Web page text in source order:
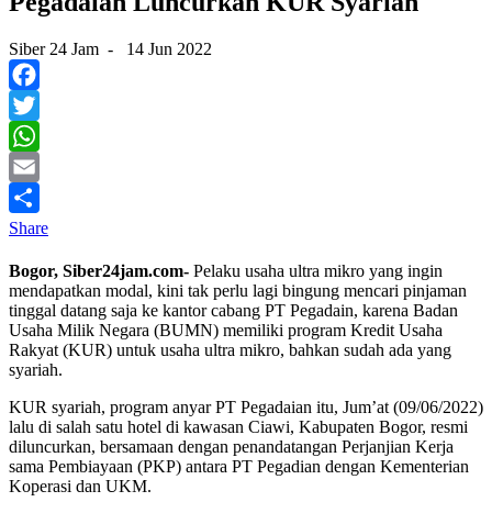
Siber 24 Jam - 14 Jun 2022
Facebook
Twitter
WhatsApp
Email
Share
Bogor, Siber24jam.com- Pelaku usaha ultra mikro yang ingin
mendapatkan modal, kini tak perlu lagi bingung mencari pinjaman
tinggal datang saja ke kantor cabang PT Pegadain, karena Badan
Usaha Milik Negara (BUMN) memiliki program Kredit Usaha
Rakyat (KUR) untuk usaha ultra mikro, bahkan sudah ada yang
syariah.
KUR syariah, program anyar PT Pegadaian itu, Jum’at (09/06/2022)
lalu di salah satu hotel di kawasan Ciawi, Kabupaten Bogor, resmi
diluncurkan, bersamaan dengan penandatangan Perjanjian Kerja
sama Pembiayaan (PKP) antara PT Pegadian dengan Kementerian
Koperasi dan UKM.